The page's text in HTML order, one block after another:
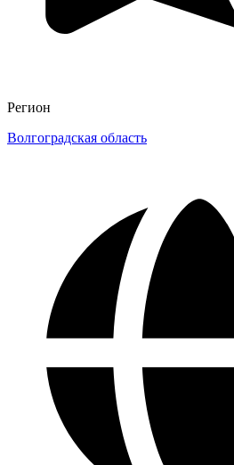
Регион
Волгоградская область